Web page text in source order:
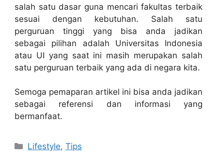
salah satu dasar guna mencari fakultas terbaik
sesuai dengan kebutuhan. Salah satu
perguruan tinggi yang bisa anda jadikan
sebagai pilihan adalah Universitas Indonesia
atau UI yang saat ini masih merupakan salah
satu perguruan terbaik yang ada di negara kita.
Semoga pemaparan artikel ini bisa anda jadikan
sebagai referensi dan informasi yang
bermanfaat.
Categories
Lifestyle,Tips